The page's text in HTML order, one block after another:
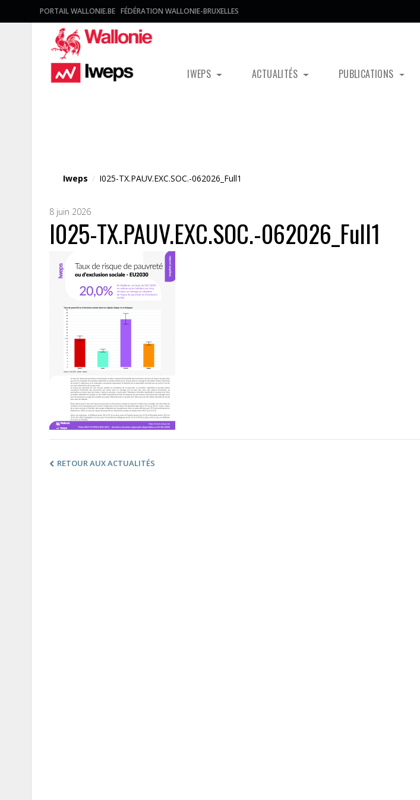
PORTAIL WALLONIE.BE FÉDÉRATION WALLONIE-BRUXELLES
IWEPS ACTUALITÉS PUBLICATIONS
Iweps / I025-TX.PAUV.EXC.SOC.-062026_Full1
8 juin 2026
I025-TX.PAUV.EXC.SOC.-062026_Full1
RETOUR AUX ACTUALITÉS